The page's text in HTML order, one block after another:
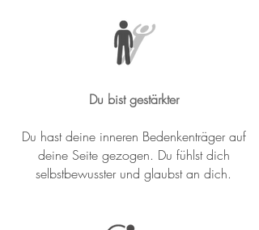
Du bist gestärkter
Du hast deine inneren Bedenkenträger auf
deine Seite gezogen. Du fühlst dich
selbstbewusster und glaubst an dich.